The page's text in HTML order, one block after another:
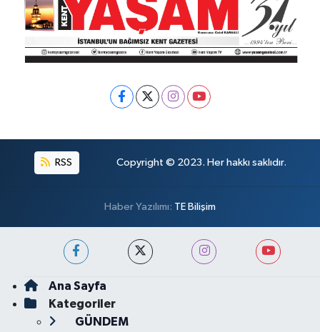
RSS Copyright © 2023. Her hakkı saklıdır.
Haber Yazılımı: TE Bilişim
Ana Sayfa
Kategoriler
GÜNDEM